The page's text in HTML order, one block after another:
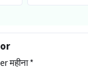
महीना *